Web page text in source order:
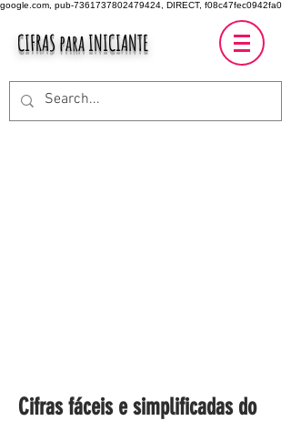
google.com, pub-7361737802479424, DIRECT, f08c47fec0942fa0
CIFRAS para INICIANTE
Cifras fáceis e simplificadas do